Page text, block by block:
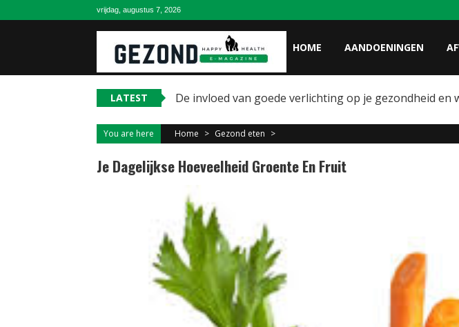
vrijdag, augustus 7, 2026
HOME AANDOENINGEN
LATEST De invloed van goede verlichting op je gezondheid en
You are here Home > Gezond eten >
Je Dagelijkse Hoeveelheid Groente En Fruit